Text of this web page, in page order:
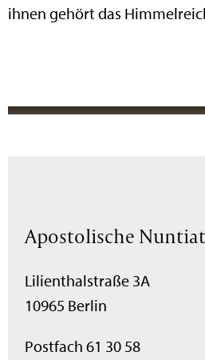
ihnen gehört das
Apostolische
Lilienthalstraße 3A
10965 Berlin
Postfach 61 30 58